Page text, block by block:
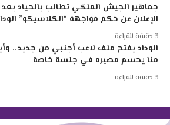
جماهير الجيش الملكي تطالب بالحياد بعد
الإعلان عن حكم مواجهة “الكلاسيكو” الوداد
الوداد يفتح ملف لاعب أجنبي من جديد.. وأيت
منا يحسم مصيره في جلسة خاصة